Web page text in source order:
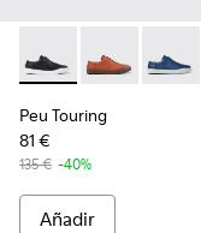
Peu Touring -Peu Touring
Peu
Peu Touring
81 €
135 € -40%
Añadir